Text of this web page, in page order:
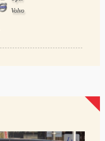
Volvo